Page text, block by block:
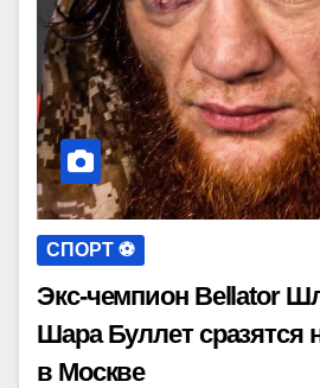
СПОРТ ⚽️
Экс-чемпион Bellator
Шара Буллет сразятся
в Москве